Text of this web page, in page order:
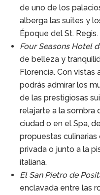
de uno de los
alberga las suites y
Époque del St. Regis.
Four Seasons Hotel
de belleza y
Florencia. Con vistas
podrás admirar los
de las prestigiosas
relajarte a la sombra
ciudad o en el Spa,
propuestas
privada o junto a la
italiana.
El San Pietro de
enclavada entre las